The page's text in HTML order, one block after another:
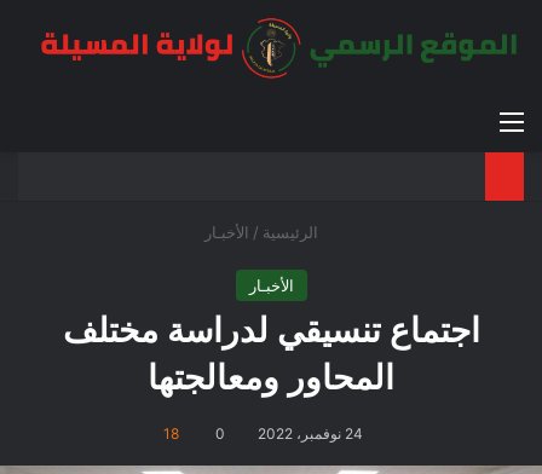
القائمة
الرئيسية / الأخبـار
الأخبـار
اجتماع تنسيقي لدراسة مختلف
المحاور ومعالجتها
24 نوفمبر، 2022 0
18